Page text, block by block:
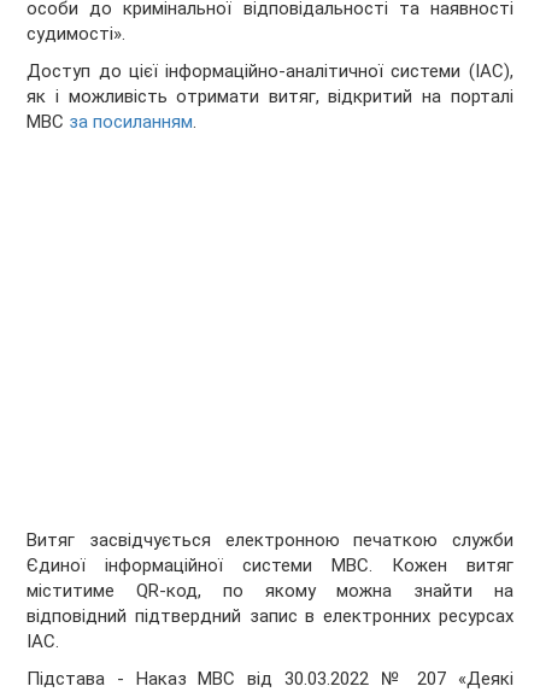
особи до кримінальної відповідальності та наявності
судимості».
Доступ до цієї інформаційно-аналітичної системи (ІАС),
як і можливість отримати витяг, відкритий на порталі
МВС за посиланням.
Витяг засвідчується електронною печаткою служби
Єдиної інформаційної системи МВС. Кожен витяг
міститиме QR-код, по якому можна знайти на
відповідний підтвердний запис в електронних ресурсах
ІАС.
Підстава - Наказ МВС від 30.03.2022 № 207 «Деякі